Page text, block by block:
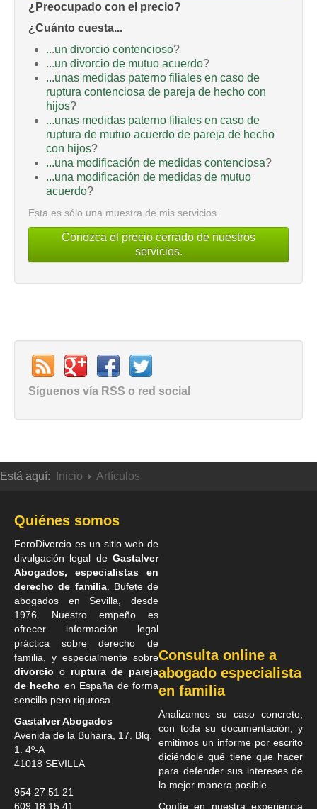
¿Preocupado con el precio?
¿Cuánto cuesta...
...un divorcio contencioso?
...un divorcio de mutuo acuerdo?
...unas medidas paterno filiales en caso de
ruptura contenciosa de pareja de hecho con
hijos?
...unas medidas paterno filiales en caso de
ruptura de mutuo acuerdo de pareja de hecho
con hijos?
...una modificación de medidas contenciosa?
...una modificación de medidas de mutuo
acuerdo?
Esta es sólo una muestra de mis servicios.
Conozca el precio cerrado de nuestros
servicios.
Síguenos vía RSS o red social
Está aquí: Inicio Artículos
Quiénes somos
ForoDivorcio es un sitio web de
divulgación legal de Gastalver
Abogados, especialistas en
derecho de familia. Bufete de
abogados en Sevilla , desde
1976. Nuestro empeño es
ofrecer información legal
práctica sobre derecho de
familia, y especialmente sobre
divorcio o ruptura de pareja
de hecho en España de forma
sencilla pero rigurosa.
Gastalver Abogados
Avenida de la Buhaira, 17. Blq.
1. 4º-A
41018 SEVILLA
954 27 51 21
609 18 15 41
Consulta online a
abogado especialista
en familia
Analizamos su caso concreto,
con toda su documentación, y
emitimos un informe por escrito
diciéndole qué tiene que hacer
para defender sus intereses de
la mejor manera posible.
Confíe en nuestra experiencia